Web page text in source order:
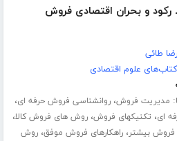
رکود و بحران اقتصادی فروش
طائی
کتاب‌های علوم اقتصادی
مدیریت فروش،روانشناسی فروش حرفه ای،
ای، تکنیکهای فروش،روش های فروش کالا،
فروش بیشتر،راهکارهای فروش موفق،روش